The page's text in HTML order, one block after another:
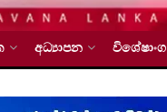
අධ්‍යාපන විශේෂාංග